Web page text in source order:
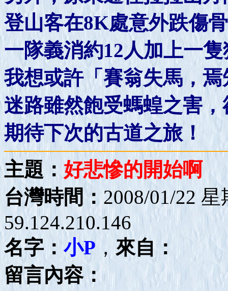
登山客在8K處意外跌傷
一隊義消約12人加上一
我想或許「賽翁失馬，
迷路雖然飽受螞蝗之害
期待下次的古道之旅！
主題：好悲慘的開始啊
台灣時間： 2008/01/22
59.124.210.146
名字：小P ， 來自：
留言內容：